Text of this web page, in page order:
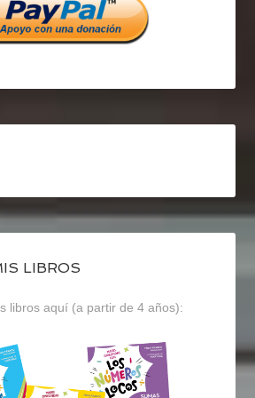
LIBROS
libros aquí (a partir de 4 años):